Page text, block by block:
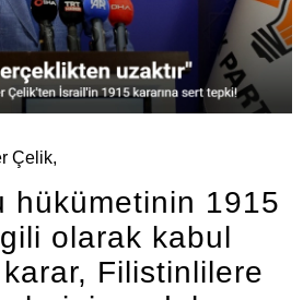
Çelik,
hükümetinin 1915
olarak kabul
Filistinlilere